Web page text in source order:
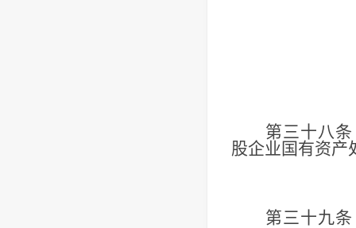
第三十八条
股企业国有资产
第三十九条